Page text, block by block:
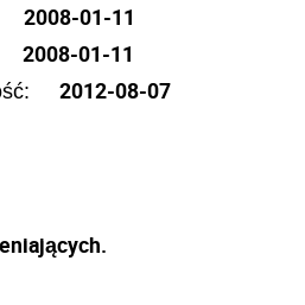
2008-01-11
2008-01-11
2012-08-07